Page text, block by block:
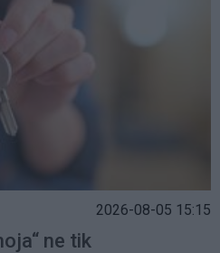
2026-08-05 15:15
ne tik